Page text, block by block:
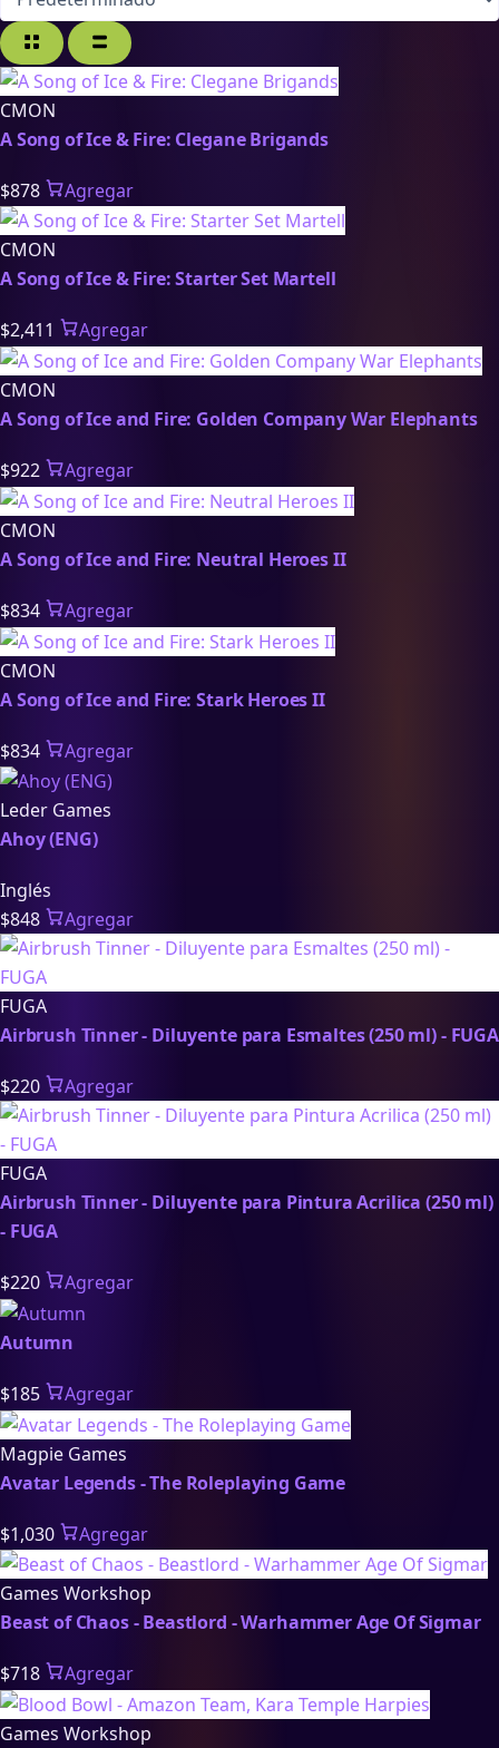
CMON
A Song of Ice & Fire: Clegane Brigands
$878 Agregar
CMON
A Song of Ice & Fire: Starter Set Martell
$2,411 Agregar
CMON
A Song of Ice and Fire: Golden Company War Elephants
$922 Agregar
CMON
A Song of Ice and Fire: Neutral Heroes II
$834 Agregar
CMON
A Song of Ice and Fire: Stark Heroes II
$834 Agregar
Leder Games
Ahoy (ENG)
Inglés
$848
Agregar
FUGA
Airbrush Tinner - Diluyente para Esmaltes (250 ml) - FUGA
$220 Agregar
FUGA
Airbrush Tinner - Diluyente para Pintura Acrilica (250 ml)
- FUGA
$220 Agregar
Autumn
$185 Agregar
Magpie Games
Avatar Legends - The Roleplaying Game
$1,030 Agregar
Games Workshop
Beast of Chaos - Beastlord - Warhammer Age Of Sigmar
$718 Agregar
Games Workshop